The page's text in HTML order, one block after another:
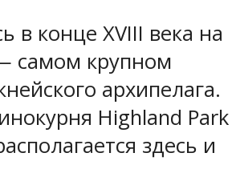
в конце ХVIII века на
самом крупном
архипелага.
Highland Park
здесь и